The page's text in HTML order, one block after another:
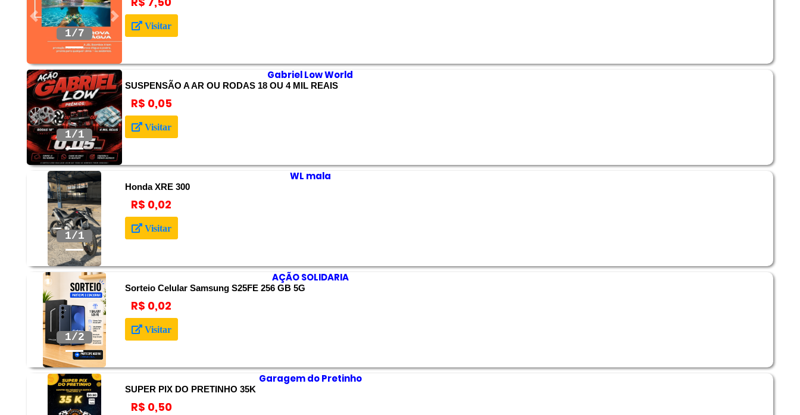
2/7
Anterior PróximoVisitar
Anterior Próximo
Gabriel Low World
SUSPENSÃO A AR OU RODAS 18 OU 4 MIL REAIS
R$ 0,05
Visitar
Anterior Próximo
WL mala
Honda XRE 300
R$ 0,02
Visitar
2/2
Anterior Próximo
AÇÃO SOLIDARIA
Sorteio Celular Samsung S25FE 256 GB 5G
R$ 0,02
Visitar
Garagem do Pretinho
SUPER PIX DO PRETINHO 35K
R$ 0,50